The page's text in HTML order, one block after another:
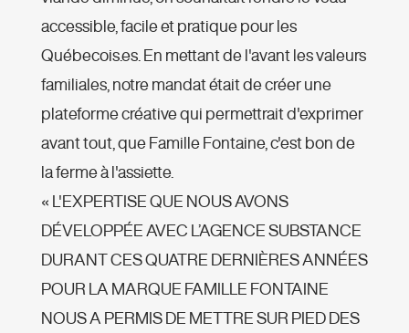
accessible, facile et pratique pour les
Québecois.es. En mettant de l'avant les valeurs
familiales, notre mandat était de créer une
plateforme créative qui permettrait d'exprimer
avant tout, que Famille Fontaine, c'est bon de
la ferme à l'assiette.
« L'EXPERTISE QUE NOUS AVONS
DÉVELOPPÉE AVEC L’AGENCE SUBSTANCE
DURANT CES QUATRE DERNIÈRES ANNÉES
POUR LA MARQUE FAMILLE FONTAINE
NOUS A PERMIS DE METTRE SUR PIED DES